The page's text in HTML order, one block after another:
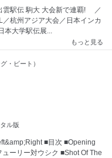
雲駅伝 駒大 大会新で連覇! ／
杭州アジア大会／日本インカ
本大学駅伝展...
もっと見る
・ビート）
ル版
■目次 ■Opening
ーリー対ウシク ■Shot Of The